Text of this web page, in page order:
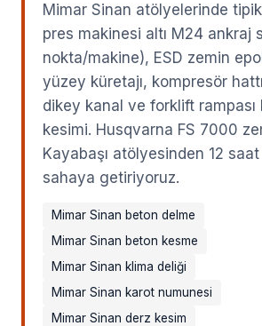
Mimar Sinan atölyelerinde
pres makinesi altı M24 ankraj
nokta/makine), ESD zemin
yüzey küretajı, kompresör
dikey kanal ve forklift rampası
kesimi. Husqvarna FS 7000
Kayabaşı atölyesinden 12
sahaya getiriyoruz.
Mimar Sinan beton delme
Mimar Sinan beton kesme
Mimar Sinan klima deliği
Mimar Sinan karot numunesi
Mimar Sinan derz kesim